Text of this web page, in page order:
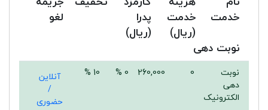
خدمت
خدمت
(ریال)
پدرا
(ریال)
لغو
نوبت دهی
نوبت
دهی
الکترونیک
0
260,000
0 %
10 %
آنلاین
/
حضوری